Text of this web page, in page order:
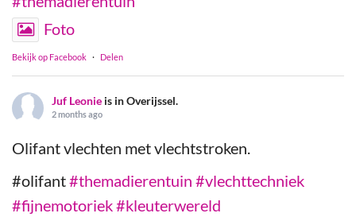
Foto
Bekijk op Facebook · Delen
Juf Leonie is in Overijssel.
2 months ago
Olifant vlechten met vlechtstroken.
#olifant#themadierentuin #vlechttechniek
#fijnemotoriek#kleuterwereld